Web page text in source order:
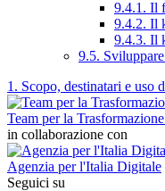
9.4.1. Il
9.4.2. Il
9.4.3. Il
9.5.
1. Scopo, destinatari e uso
Team per la
in collaborazione con
Agenzia per l'Italia Digitale
Seguici su